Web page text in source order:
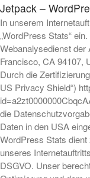
Jetpack –
In unserem
„WordPress Stats“
Webanalysedienst der
Francisco, CA 94107,
Durch die
US Privacy Shield“)
die
Daten in den USA
WordPress Stats
unseres
DSGVO. Unser